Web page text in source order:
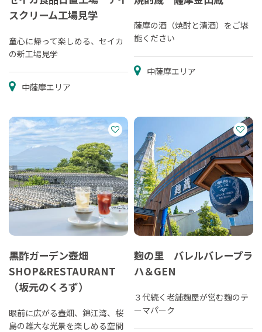
スクリーム工場見学
童心に帰って楽しめる、セイカ
の新工場見学
中薩摩エリア
薩摩の酒（焼酎と清酒）をご堪
能ください
中薩摩エリア
黒酢ガーデン壺畑
SHOP&RESTAURANT
（坂元のくろず）
眼前に広がる壺畑、錦江湾、桜
島の雄大な光景を楽しめる空間
麹の里 バレルバレープラ
ハ＆GEN
３代続く老舗麹屋が営む麹のテ
ーマパーク